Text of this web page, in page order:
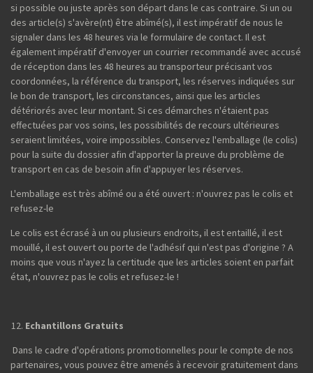
si possible ou juste après son départ dans le cas contraire. Si un ou
des article(s) s'avère(nt) être abîmé(s), il est impératif de nous le
signaler dans les 48 heures via le formulaire de contact. Il est
également impératif d'envoyer un courrier recommandé avec accusé
de réception dans les 48 heures au transporteur précisant vos
coordonnées, la référence du transport, les réserves indiquées sur
le bon de transport, les circonstances, ainsi que les articles
détériorés avec leur montant. Si ces démarches n'étaient pas
effectuées par vos soins, les possibilités de recours ultérieures
seraient limitées, voire impossibles. Conservez l'emballage (le colis)
pour la suite du dossier afin d'apporter la preuve du problème de
transport en cas de besoin afin d'appuyer les réserves.
L'emballage est très abîmé ou a été ouvert : n'ouvrez pas le colis et
refusez-le
Le colis est écrasé à un ou plusieurs endroits, il est entaillé, il est
mouillé, il est ouvert ou porte de l'adhésif qui n'est pas d'origine ? A
moins que vous n'ayez la certitude que les articles soient en parfait
état, n'ouvrez pas le colis et refusez-le !
Echantillons Gratuits
Dans le cadre d'opérations promotionnelles pour le compte de nos
partenaires, vous pouvez être amenés à recevoir gratuitement dans